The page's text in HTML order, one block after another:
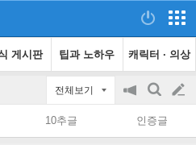
게시판 팁과 노하우 캐릭터 · 의상
전체보기
공
on/off
검
색
글
쓰
10추글 인증글